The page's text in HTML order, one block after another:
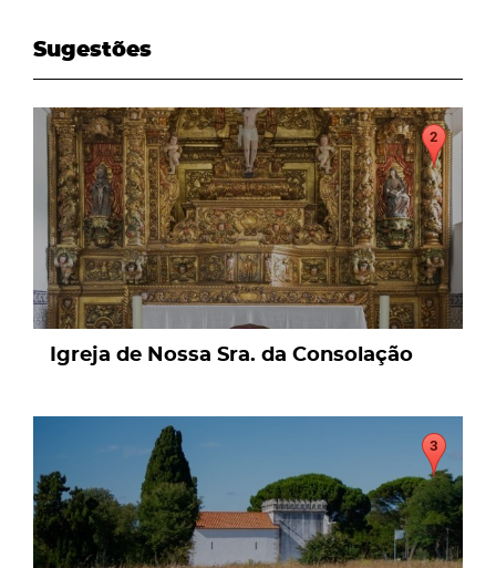
Sugestões
page
Igreja de Nossa Sra. da Consolação